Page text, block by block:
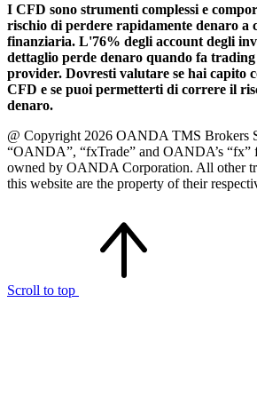
I CFD sono strumenti complessi e
rischio di perdere rapidamente denaro a
finanziaria. L'76% degli account degli
dettaglio perde denaro quando fa
provider. Dovresti valutare se hai capito
CFD e se puoi permetterti di correre il
denaro.
@ Copyright 2026 OANDA TMS Brokers
“OANDA”, “fxTrade” and OANDA’s “fx”
owned by OANDA Corporation. All other
this website are the property of their
Scroll to top